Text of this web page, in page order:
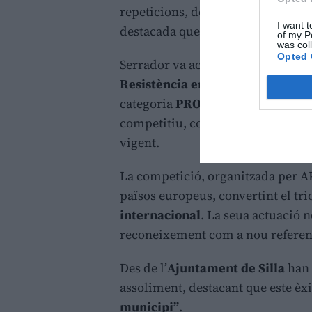
I want
of my
was
Opted
repeticions, després d’
destacada que el situa entre l’elit
Serrador va aconseguir la fita en
Resistència en Bench Press
,
categoriaPRO Màster 3
,
competitiu, combinant potència i
vigent.
La competició, organitzada per
països europeus, convertint el
internacional. La seua actuació
reconeixement com a nou
Des de l’Ajuntament de Silla
assoliment, destacant que este
municipi”.